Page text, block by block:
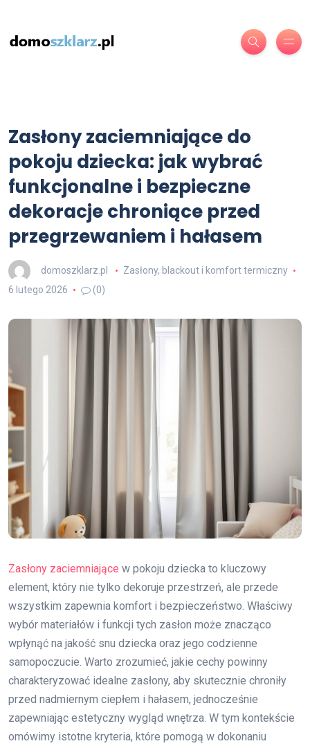
Zasłony zaciemniające do
pokoju dziecka: jak wybrać
funkcjonalne i bezpieczne
dekoracje chroniące przed
przegrzewaniem i hałasem
domoszklarz.pl
Zasłony, blackout i komfort termiczny
6 lutego 2026
(0)
Zasłony zaciemniające w pokoju dziecka to kluczowy
element, który nie tylko dekoruje przestrzeń, ale przede
wszystkim zapewnia komfort i bezpieczeństwo. Właściwy
wybór materiałów i funkcji tych zasłon może znacząco
wpłynąć na jakość snu dziecka oraz jego codzienne
samopoczucie. Warto zrozumieć, jakie cechy powinny
charakteryzować idealne zasłony, aby skutecznie chroniły
przed nadmiernym ciepłem i hałasem, jednocześnie
zapewniając estetyczny wygląd wnętrza. W tym kontekście
omówimy istotne kryteria, które pomogą w dokonaniu